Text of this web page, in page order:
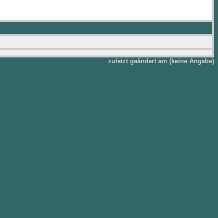
zuletzt geändert am (keine Angabe)